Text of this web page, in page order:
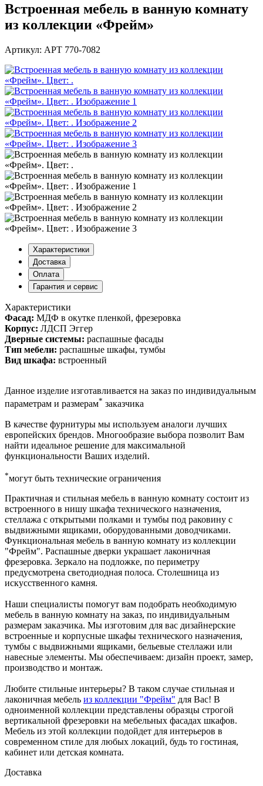
Встроенная мебель в ванную комнату
из коллекции «Фрейм»
Артикул: АРТ 770-7082
Характеристики
Доставка
Оплата
Гарантия и сервис
Характеристики
Фасад: МДФ в окутке пленкой, фрезеровка
Корпус: ЛДСП Эггер
Дверные системы: распашные фасады
Тип мебели: распашные шкафы, тумбы
Вид шкафа: встроенный
Данное изделие изготавливается на заказ по индивидуальным
параметрам и размерам* заказчика
В качестве фурнитуры мы используем аналоги лучших
европейских брендов. Многообразие выбора позволит Вам
найти идеальное решение для максимальной
функциональности Ваших изделий.
*могут быть технические ограничения
Практичная и стильная мебель в ванную комнату состоит из
встроенного в нишу шкафа технического назначения,
стеллажа с открытыми полками и тумбы под раковину с
выдвижными ящиками, оборудованными доводчиками.
Функциональная мебель в ванную комнату из коллекции
"Фрейм". Распашные дверки украшает лаконичная
фрезеровка. Зеркало на подложке, по периметру
предусмотрена светодиодная полоса. Столешница из
искусственного камня.
Наши специалисты помогут вам подобрать необходимую
мебель в ванную комнату на заказ, по индивидуальным
размерам заказчика. Мы изготовим для вас дизайнерские
встроенные и корпусные шкафы технического назначения,
тумбы с выдвижными ящиками, бельевые стеллажи или
навесные элементы. Мы обеспечиваем: дизайн проект, замер,
производство и монтаж.
Любите стильные интерьеры? В таком случае стильная и
лаконичная мебель из коллекции "Фрейм" для Вас! В
одноименной коллекции представлены образцы строгой
вертикальной фрезеровки на мебельных фасадах шкафов.
Мебель из этой коллекции подойдет для интерьеров в
современном стиле для любых локаций, будь то гостиная,
кабинет или детская комната.
Доставка